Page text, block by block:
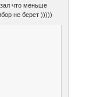
что меньше
не берет )))))